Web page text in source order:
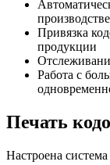
производстве
Привязка
продукции
Работа с
Печать
Настроена